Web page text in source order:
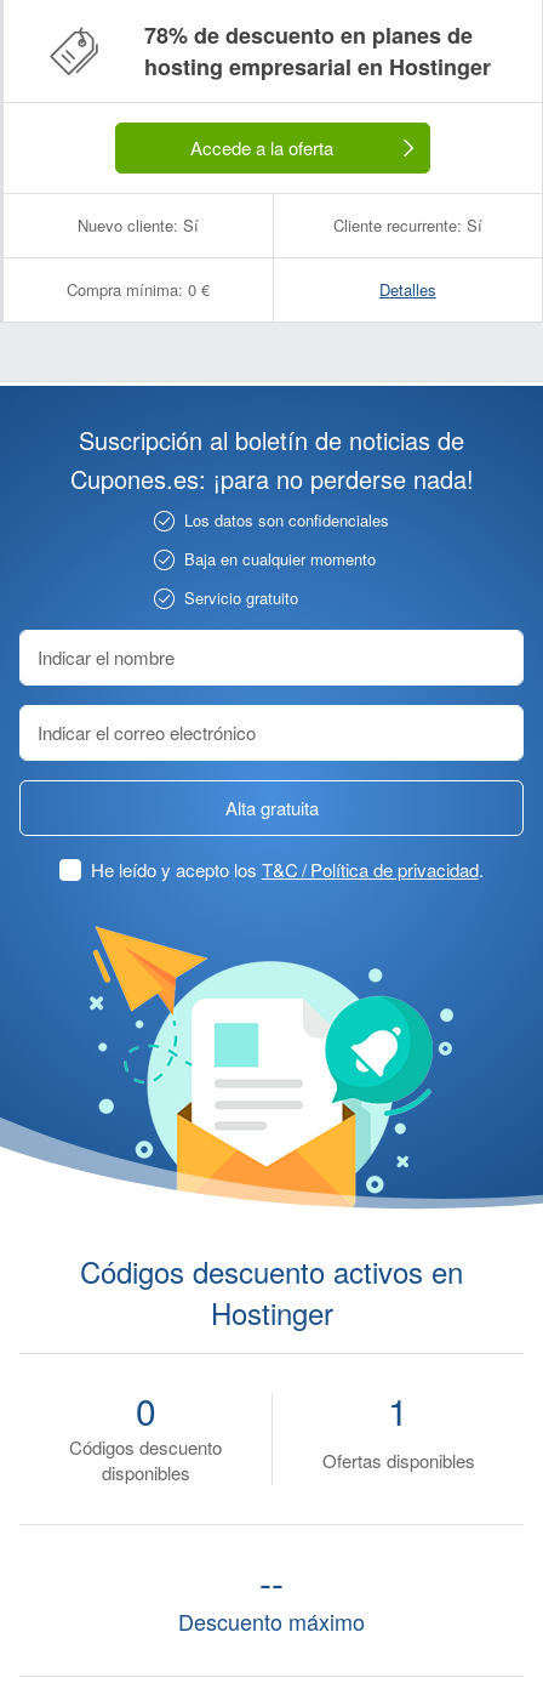
78% de descuento en planes de
hosting empresarial en Hostinger
Accede a la oferta
Nuevo cliente: Sí Cliente recurrente: Sí
Compra mínima: 0 € Detalles
Suscripción al boletín de noticias de
Cupones.es: ¡para no perderse nada!
Los datos son confidenciales
Baja en cualquier momento
Servicio gratuito
Alta gratuita
He leído y acepto los T&C / Política de privacidad.
Códigos descuento activos en
Hostinger
Códigos descuento
disponibles
0
Ofertas disponibles
1
Descuento máximo
--